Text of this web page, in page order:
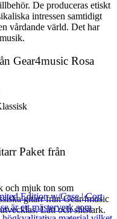
De produceras etiskt
intressen samtidigt
vårdande värld. Det har
Gear4music Rosa
Paket från
och mjuk ton som
gitarr från Gear4music
Lätt och slitstark.